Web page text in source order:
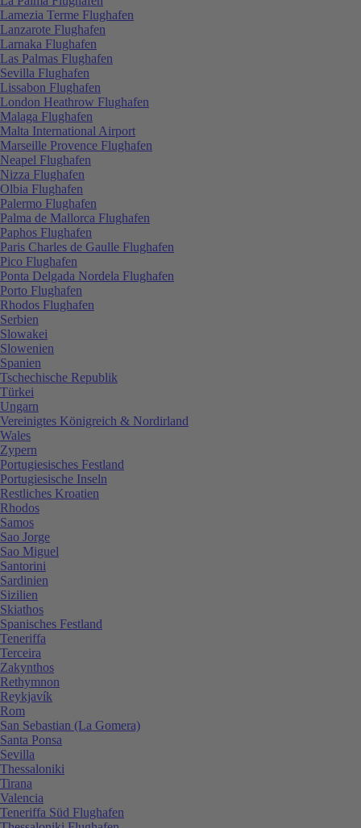
Lamezia Terme Flughafen
Lanzarote Flughafen
Larnaka Flughafen
Las Palmas Flughafen
Sevilla Flughafen
Lissabon Flughafen
London Heathrow Flughafen
Malaga Flughafen
Malta International Airport
Marseille Provence Flughafen
Neapel Flughafen
Nizza Flughafen
Olbia Flughafen
Palermo Flughafen
Palma de Mallorca Flughafen
Paphos Flughafen
Paris Charles de Gaulle Flughafen
Pico Flughafen
Ponta Delgada Nordela Flughafen
Porto Flughafen
Rhodos Flughafen
Serbien
Slowakei
Slowenien
Spanien
Tschechische Republik
Türkei
Ungarn
Vereinigtes Königreich & Nordirland
Wales
Zypern
Portugiesisches Festland
Portugiesische Inseln
Restliches Kroatien
Rhodos
Samos
Sao Jorge
Sao Miguel
Santorini
Sardinien
Sizilien
Skiathos
Spanisches Festland
Teneriffa
Terceira
Zakynthos
Rethymnon
Reykjavík
Rom
San Sebastian (La Gomera)
Santa Ponsa
Sevilla
Thessaloniki
Tirana
Valencia
Teneriffa Süd Flughafen